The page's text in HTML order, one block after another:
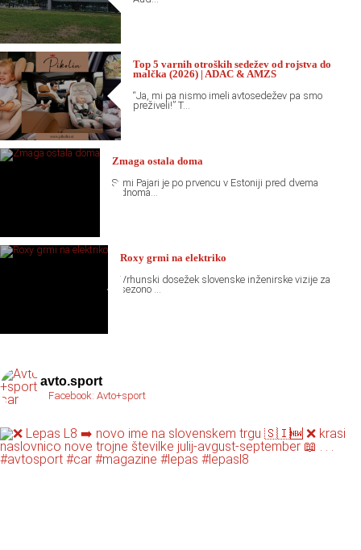
Top 5 varnih otroških sedežev od rojstva do
malčka (2026) | ADAC & AMZS
“Ja, mi pa nismo imeli avtosedežev pa smo
preživeli!” T...
Zmaga ostala doma
Sami Pajari je po prvencu v Estoniji pred dvema
tednoma...
Roxy grmi na elektriko
Vrhunski dosežek slovenske inženirske vizije za
sezono ...
avto.sport
Facebook: Avto+sport